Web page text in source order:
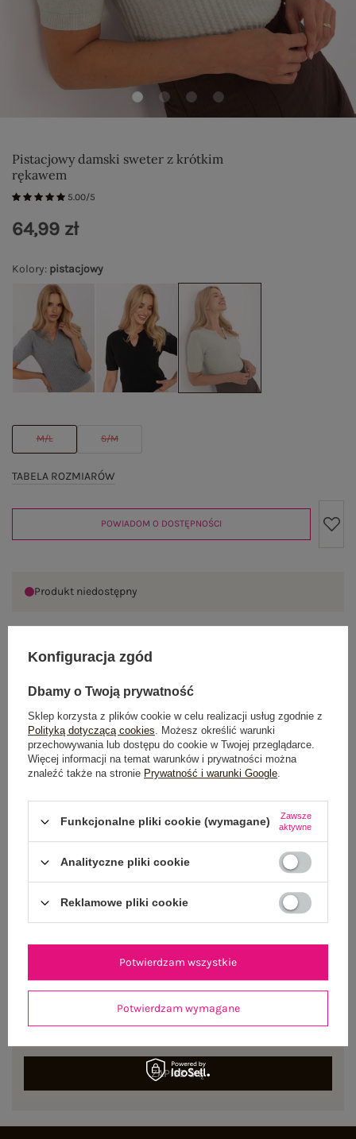
Pistacjowy damski sweter z krótkim
rękawem
5.00/5
Kolory: pistacjowy
M/L S/M
TABELA ROZMIARÓW
64,99 zł
POWIADOM O DOSTĘPNOŚCI
Produkt niedostępny
OPIS PRODUKTU
GŁÓWNE PARAMETRY
OPINIE O PRODUKCIE (1)
WYSYŁKA I DOSTAWA
NEWSLETTER
Zapisz się do naszego newslettera i otrzymaj 15% zniżki na
ZAPISZ SIĘ
Konfiguracja zgód
Dbamy o Twoją prywatność
Sklep korzysta z plików cookie w celu realizacji usług zgodnie z
Polityką dotyczącą cookies. Możesz określić warunki
przechowywania lub dostępu do cookie w Twojej przeglądarce.
Więcej informacji na temat warunków i prywatności można
znaleźć także na stronie Prywatność i warunki Google.
Funkcjonalne pliki cookie (wymagane)
Zawsze
aktywne
Analityczne pliki cookie
Reklamowe pliki cookie
Potwierdzam wymagane
Potwierdzam wszystkie